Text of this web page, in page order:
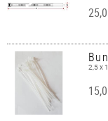
2,5 x